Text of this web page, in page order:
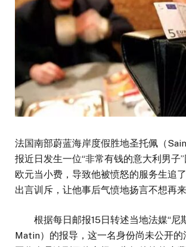
法国南部蔚蓝海岸度假胜地圣托佩（
报近日发生一位“非常有钱的意大利男子
欧元当小费，导致他被愤怒的服务生追
出言训斥，让他事后气愤地扬言不想再来
根据每日邮报15日转述当地法媒“尼
Matin）的报导，这一名身份尚未公开的